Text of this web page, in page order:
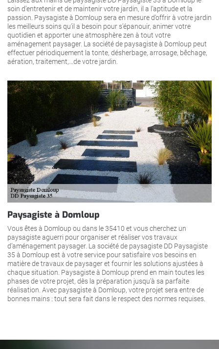
soin d’entretenir et de maintenir votre jardin, il a l’aptitude et la
passion. Paysagiste à Domloup sera en mesure d’offrir à votre jardin
les meilleurs soins qu’il a besoin pour s’épanouir, animer votre
quotidien et apporter une atmosphère zen à tout votre
aménagement paysager. La société de paysagiste à Domloup peut
effectuer périodiquement la tonte, désherbage, arrosage, bêchage,
aération, traitement,…de votre jardin.
Paysagiste à Domloup
Vous êtes à Domloup ou dans le 35410 et vous cherchez un
paysagiste aguerri pour organiser et réaliser vos travaux
d’aménagement paysager. La société de paysagiste DD Paysagiste
35 à Domloup est à votre service pour satisfaire vos besoins en
matière de travaux de paysager et fournir les solutions ajustées à
chaque situation. Paysagiste à Domloup prend en main toutes les
phases de votre projet, dès la préparation jusqu’à sa parfaite
réalisation. Avec paysagiste à Domloup, votre projet sera entre de
bonnes mains : tout sera fait dans le respect des normes requises.